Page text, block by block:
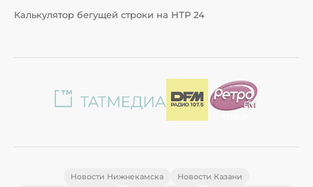
Калькулятор бегущей строки на НТР 24
Новости Нижнекамска
Новости Казани